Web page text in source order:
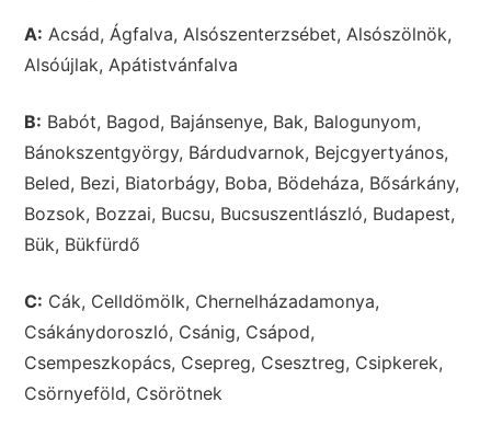
A: Acsád, Ágfalva, Alsószenterzsébet, Alsószölnök,
Alsóújlak, Apátistvánfalva
B: Babót, Bagod, Bajánsenye, Bak, Balogunyom,
Bánokszentgyörgy, Bárdudvarnok, Bejcgyertyános,
Beled, Bezi, Biatorbágy, Boba, Bödeháza, Bősárkány,
Bozsok, Bozzai, Bucsu, Bucsuszentlászló, Budapest,
Bük, Bükfürdő
C: Cák, Celldömölk, Chernelházadamonya,
Csákánydoroszló, Csánig, Csápod,
Csempeszkopács, Csepreg, Csesztreg, Csipkerek,
Csörnyeföld, Csörötnek